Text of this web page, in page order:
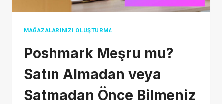
MAĞAZALARINIZI OLUŞTURMA
Poshmark Meşru mu?
Satın Almadan veya
Satmadan Önce Bilmeniz